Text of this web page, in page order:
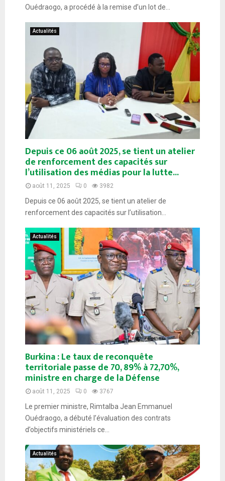
Ouédraogo, a procédé à la remise d’un lot de...
Actualités
Depuis ce 06 août 2025, se tient un atelier
de renforcement des capacités sur
l’utilisation des médias pour la lutte...
août 11, 2025 0 3982
Depuis ce 06 août 2025, se tient un atelier de
renforcement des capacités sur l’utilisation...
Actualités
Burkina : Le taux de reconquête
territoriale passe de 70, 89% à 72,70%,
ministre en charge de la Défense
août 11, 2025 0 3767
Le premier ministre, Rimtalba Jean Emmanuel
Ouédraogo, a débuté l’évaluation des contrats
d’objectifs ministériels ce...
Actualités